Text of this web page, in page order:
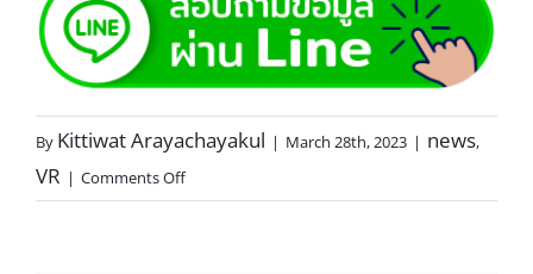
By Kittiwat Arayachayakul | March 28th, 2023 | news,
VR | Comments Off